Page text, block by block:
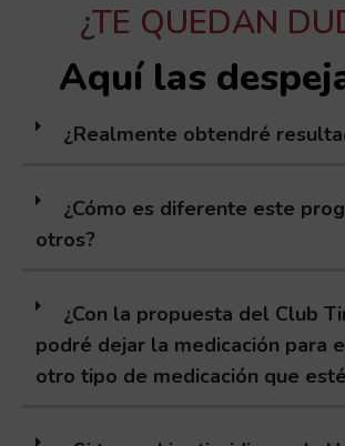
¿TE QUEDAN
Aquí las
¿Realmente obtendré
¿Cómo es diferente este
otros?
¿Con la propuesta del Club
podré dejar la medicación para
otro tipo de medicación que